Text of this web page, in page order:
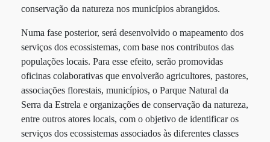
conservação da natureza nos municípios abrangidos.
Numa fase posterior, será desenvolvido o mapeamento dos
serviços dos ecossistemas, com base nos contributos das
populações locais. Para esse efeito, serão promovidas
oficinas colaborativas que envolverão agricultores, pastores,
associações florestais, municípios, o Parque Natural da
Serra da Estrela e organizações de conservação da natureza,
entre outros atores locais, com o objetivo de identificar os
serviços dos ecossistemas associados às diferentes classes